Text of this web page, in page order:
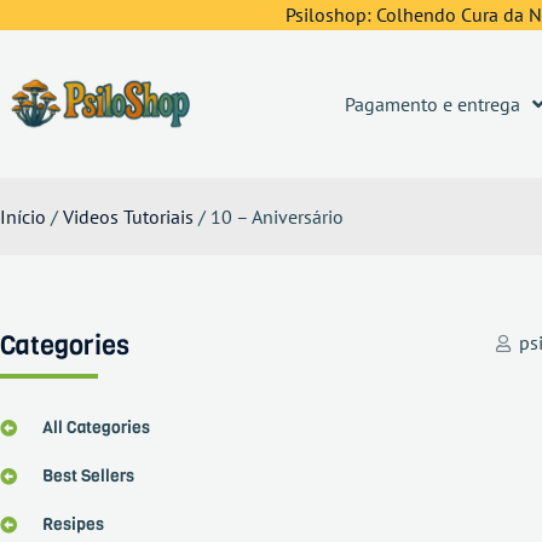
Psiloshop: Colhendo Cura da
Pagamento e entrega
Início / Videos Tutoriais / 10 – Aniversário
Categories
All Categories
Best Sellers
Resipes